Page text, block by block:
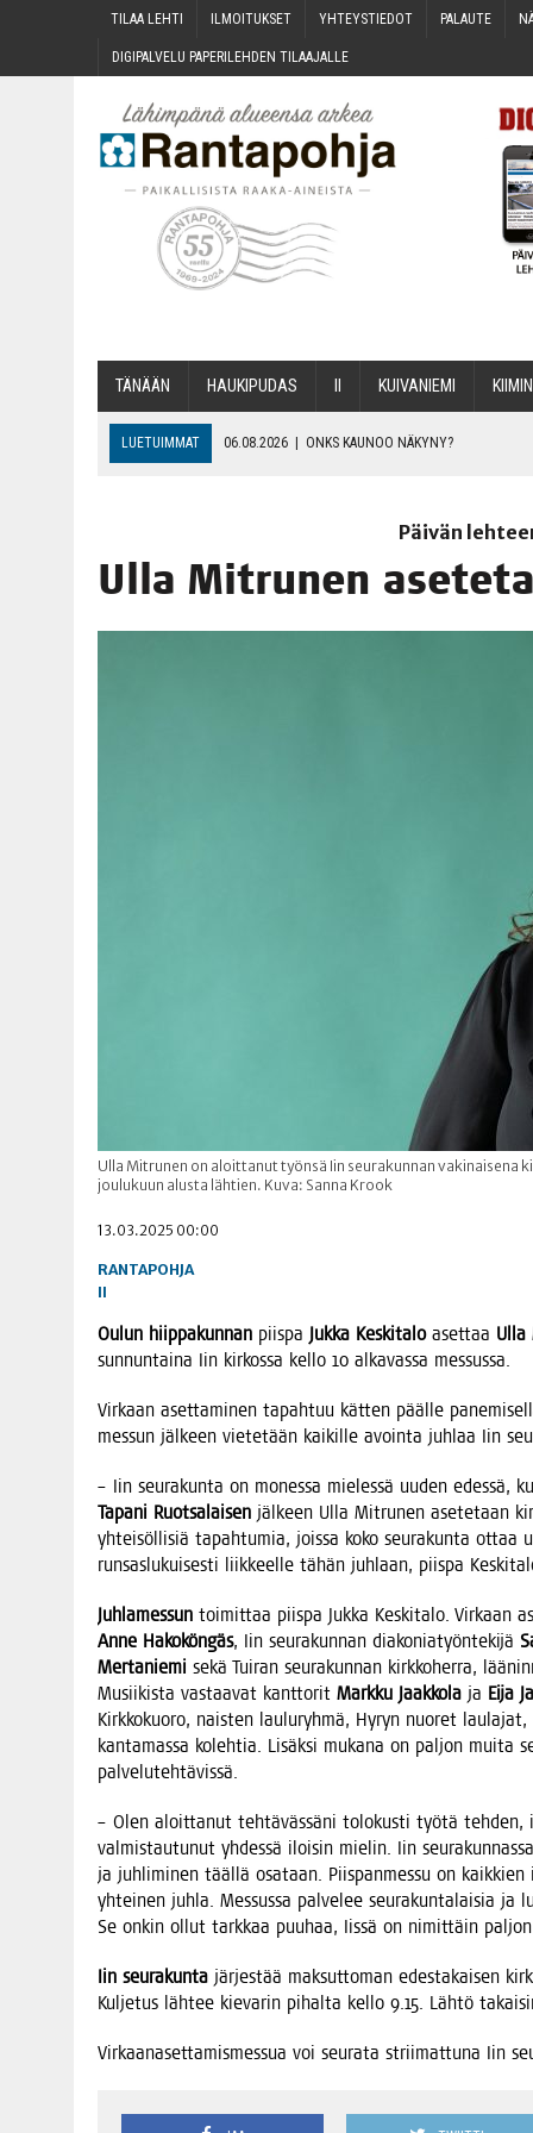
TILAA LEH­TI ILMOI­TUK­SET YHTEYS­TIE­DOT PALAU­TE
DIGI­PAL­VE­LU PAPE­RI­LEH­DEN TILAAJALLE
TÄNÄÄN HAU­KI­PU­DAS KUI­VA­NIE­MI
LUETUIMMAT 06.08.2026 | ONKS KAU­NOO NÄKYNY?
OPIN­TOI­HIN KAN­SA­LAIS­OPIS­TOS­SA VOI SAA­DA
06.08.2026 | TOI­VEI­DEN KOTI IISTÄ!
06.08.2026 | KII­MIN­KI­PÄI­VÄT JÄR­JES­TE­TÄÄN PERIN­TEI­TÄ
Päivän
Ulla Mit­ru­nen
Ulla Mitrunen on aloittanut työnsä Iin seurakunnan vakinaisena
joulukuun alusta lähtien. Kuva: Sanna Krook
13.03.2025 00:00
RANTAPOHJA
II
Oulun hiip­pa­kun­nan piis­pa Juk­ka Kes­ki­ta­loaset­taa Ulla
sun­nun­tai­na Iin kir­kos­sa kel­lo 10 alka­vas­sa messussa.
Vir­kaan aset­ta­mi­nen tapah­tuu kät­ten pääl­le
mes­sun jäl­keen vie­te­tään kai­kil­le avoin­ta juh­laa Iin
– Iin seu­ra­kun­ta on mones­sa mie­les­sä uuden edes­sä,
Tapa­ni Ruot­sa­lai­sen jäl­keen Ulla Mit­ru­nen ase­te­taan
yhtei­söl­li­siä tapah­tu­mia, jois­sa koko seu­ra­kun­ta ottaa
run­sas­lu­kui­ses­ti liik­keel­le tähän juh­laan, piis­pa
Juh­la­mes­sun toi­mit­taa piis­pa Juk­ka Kes­ki­ta­lo. Vir­kaan
Anne Hako­kön­gäs, Iin seu­ra­kun­nan dia­ko­nia­työn­te­ki­jä
Mer­ta­nie­mi sekä Tui­ran seu­ra­kun­nan kirk­ko­her­ra,
Musii­kis­ta vas­taa­vat kant­to­rit Mark­ku Jaak­ko­la ja Eija
Kirk­ko­kuo­ro, nais­ten lau­lu­ryh­mä, Hyryn nuo­ret lau­la­jat,
kan­ta­mas­sa koleh­tia. Lisäk­si muka­na on pal­jon mui­ta
palvelutehtävissä.
– Olen aloit­ta­nut teh­tä­väs­sä­ni tolo­kus­ti työ­tä teh­den,
val­mis­tau­tu­nut yhdes­sä iloi­sin mie­lin. Iin
ja juh­li­mi­nen tääl­lä osa­taan. Piis­pan­mes­su on
yhtei­nen juh­la. Mes­sus­sa pal­ve­lee seu­ra­kun­ta­lai­sia
Se onkin ollut tark­kaa puu­haa, Iis­sä on nimit­täin
Iin seu­ra­kun­ta jär­jes­tää mak­sut­to­man edes­ta­kai­sen
Kul­je­tus läh­tee kie­va­rin pihal­ta kel­lo 9.15. Läh­tö
Vir­kaa­na­set­ta­mis­mes­sua voi seu­ra­ta strii­mat­tu­na Iin